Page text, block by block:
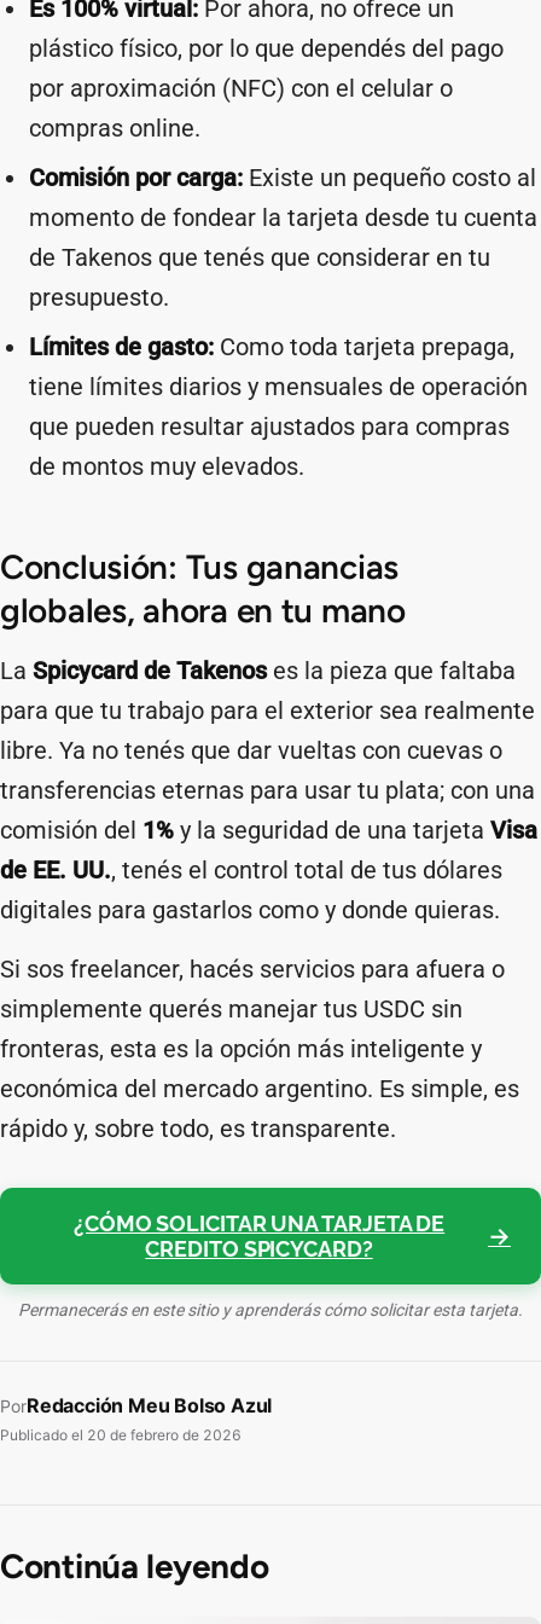
Es 100% virtual: Por ahora, no ofrece un
plástico físico, por lo que dependés del pago
por aproximación (NFC) con el celular o
compras online.
Comisión por carga: Existe un pequeño costo al
momento de fondear la tarjeta desde tu cuenta
de Takenos que tenés que considerar en tu
presupuesto.
Límites de gasto: Como toda tarjeta prepaga,
tiene límites diarios y mensuales de operación
que pueden resultar ajustados para compras
de montos muy elevados.
Conclusión: Tus ganancias
globales, ahora en tu mano
La Spicycard de Takenoses la pieza que faltaba
para que tu trabajo para el exterior sea realmente
libre. Ya no tenés que dar vueltas con cuevas o
transferencias eternas para usar tu plata; con una
comisión del 1% y la seguridad de una tarjeta Visa
de EE. UU., tenés el control total de tus dólares
digitales para gastarlos como y donde quieras.
Si sos freelancer, hacés servicios para afuera o
simplemente querés manejar tus USDC sin
fronteras, esta es la opción más inteligente y
económica del mercado argentino. Es simple, es
rápido y, sobre todo, es transparente.
¿CÓMO SOLICITAR UNA TARJETA DE
CREDITO SPICYCARD?
Permanecerás en este sitio y aprenderás cómo solicitar esta tarjeta.
PorRedacción Meu Bolso Azul
Publicado el 20 de febrero de 2026
Continúa leyendo